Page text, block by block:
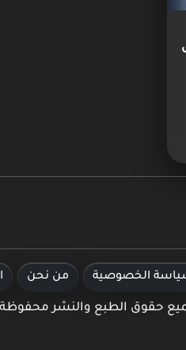
الخصوصية من نحن
حقوق الطبع والنشر محفوظة